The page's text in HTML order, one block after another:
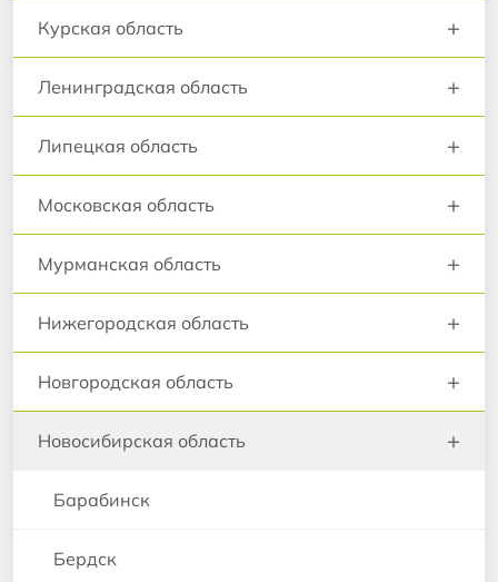
Курская область +
Ленинградская область +
Липецкая область +
Московская область +
Мурманская область +
Нижегородская область +
Новгородская область +
Новосибирская область +
Барабинск
Бердск